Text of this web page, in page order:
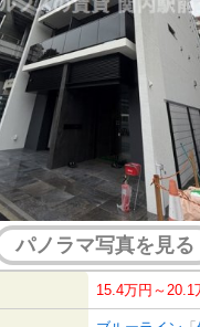
パノラマ写真を見る
15.4万円～20.1